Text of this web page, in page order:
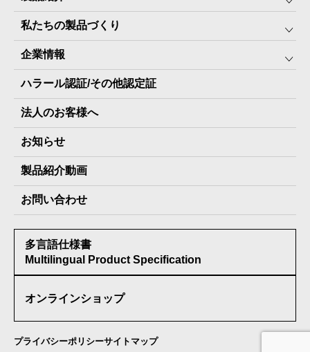
みんなの保存⾷
The Next Dekade10年保存
The Next Dekade7年保存
JARAペットフード7年保存
その他製品
私たちの製品づくり
SDGSへの取り組み
JARA(ペット⽤防災備蓄⾷)について
地産地消パッケージについて
企業情報
社⻑ご挨拶
スタッフ紹介
会社概要
製品納入実績
情報セキュリティ基本方針
受賞歴
ハラール認証/その他認定証
法人のお客様へ
お知らせ
製品紹介動画
お問い合わせ
多言語仕様書
Multilingual Product Specification
オンラインショップ
プライバシーポリシーサイトマップ